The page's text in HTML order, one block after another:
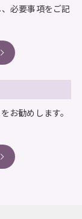
必要事項をご記
お勧めします。